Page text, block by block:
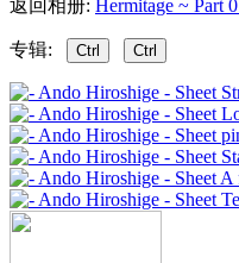
返回相册: Hermitage ~ Part
专辑: Ctrl Ctrl